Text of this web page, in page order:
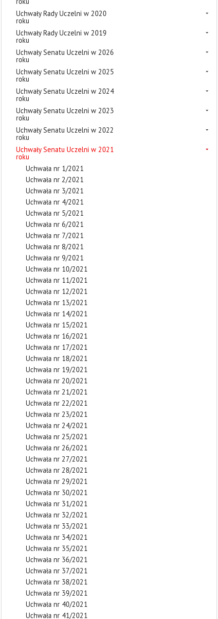
Uchwały Rady Uczelni w 2020
roku
Uchwały Rady Uczelni w 2019
roku
Uchwały Senatu Uczelni w 2026
roku
Uchwały Senatu Uczelni w 2025
roku
Uchwały Senatu Uczelni w 2024
roku
Uchwały Senatu Uczelni w 2023
roku
Uchwały Senatu Uczelni w 2022
roku
Uchwały Senatu Uczelni w 2021
roku
Uchwała nr 1/2021
Uchwała nr 2/2021
Uchwała nr 3/2021
Uchwała nr 4/2021
Uchwała nr 5/2021
Uchwała nr 6/2021
Uchwała nr 7/2021
Uchwała nr 8/2021
Uchwała nr 9/2021
Uchwała nr 10/2021
Uchwała nr 11/2021
Uchwała nr 12/2021
Uchwała nr 13/2021
Uchwała nr 14/2021
Uchwała nr 15/2021
Uchwała nr 16/2021
Uchwała nr 17/2021
Uchwała nr 18/2021
Uchwała nr 19/2021
Uchwała nr 20/2021
Uchwała nr 21/2021
Uchwała nr 22/2021
Uchwała nr 23/2021
Uchwała nr 24/2021
Uchwała nr 25/2021
Uchwała nr 26/2021
Uchwała nr 27/2021
Uchwała nr 28/2021
Uchwała nr 29/2021
Uchwała nr 30/2021
Uchwała nr 31/2021
Uchwała nr 32/2021
Uchwała nr 33/2021
Uchwała nr 34/2021
Uchwała nr 35/2021
Uchwała nr 36/2021
Uchwała nr 37/2021
Uchwała nr 38/2021
Uchwała nr 39/2021
Uchwała nr 40/2021
Uchwała nr 41/2021